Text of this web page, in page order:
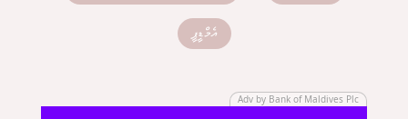
އެމްޑީޕީ
Adv by Bank of Maldives Plc